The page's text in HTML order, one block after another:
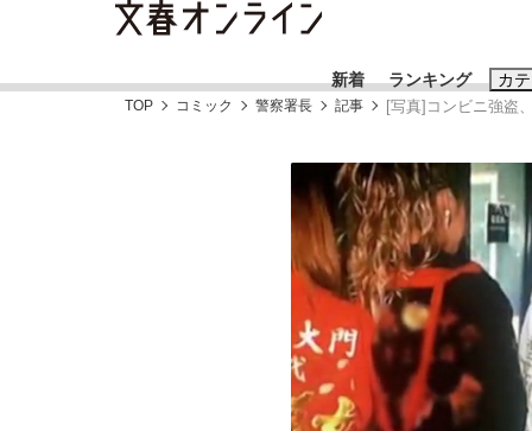
新着 ランキング カ
おすすめの
#藤田晋
#三
#玉木雄一郎
TOP コミック 警察署長 記事 [写真]コンビニ強盗